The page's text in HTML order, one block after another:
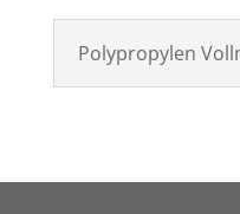
Polypropylen